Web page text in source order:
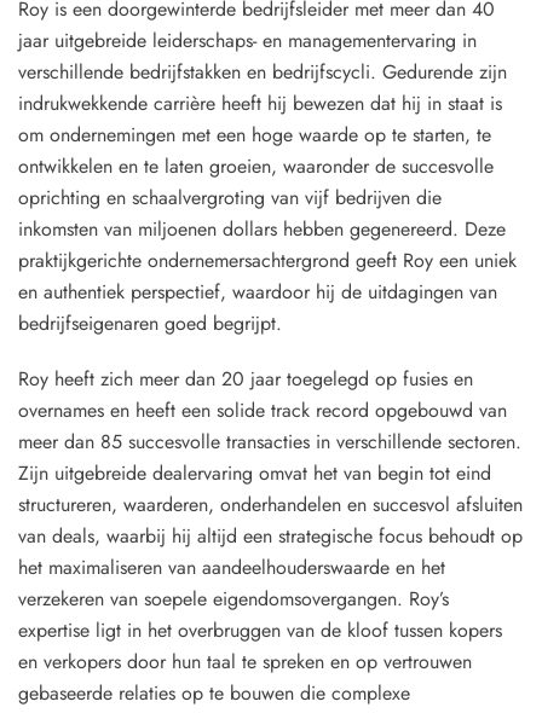
Roy is een doorgewinterde bedrijfsleider met meer dan 40
jaar uitgebreide leiderschaps- en managementervaring in
verschillende bedrijfstakken en bedrijfscycli. Gedurende zijn
indrukwekkende carrière heeft hij bewezen dat hij in staat is
om ondernemingen met een hoge waarde op te starten, te
ontwikkelen en te laten groeien, waaronder de succesvolle
oprichting en schaalvergroting van vijf bedrijven die
inkomsten van miljoenen dollars hebben gegenereerd. Deze
praktijkgerichte ondernemersachtergrond geeft Roy een uniek
en authentiek perspectief, waardoor hij de uitdagingen van
bedrijfseigenaren goed begrijpt.
Roy heeft zich meer dan 20 jaar toegelegd op fusies en
overnames en heeft een solide track record opgebouwd van
meer dan 85 succesvolle transacties in verschillende sectoren.
Zijn uitgebreide dealervaring omvat het van begin tot eind
structureren, waarderen, onderhandelen en succesvol afsluiten
van deals, waarbij hij altijd een strategische focus behoudt op
het maximaliseren van aandeelhouderswaarde en het
verzekeren van soepele eigendomsovergangen. Roy’s
expertise ligt in het overbruggen van de kloof tussen kopers
en verkopers door hun taal te spreken en op vertrouwen
gebaseerde relaties op te bouwen die complexe